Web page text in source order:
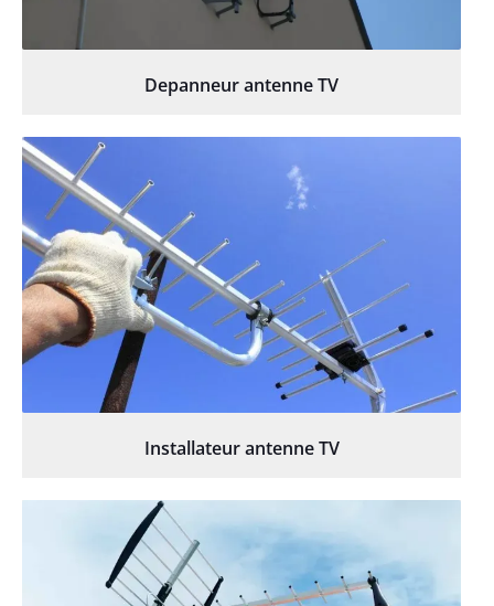
Depanneur antenne TV
Installateur antenne TV